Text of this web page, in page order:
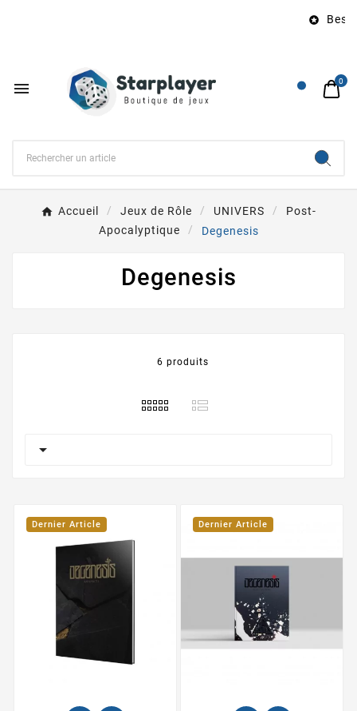

 0
Accueil Jeux de Rôle UNIVERS
Post-
Apocalyptique
Degenesis
Degenesis
6 produits

Dernier Article Dernier Article